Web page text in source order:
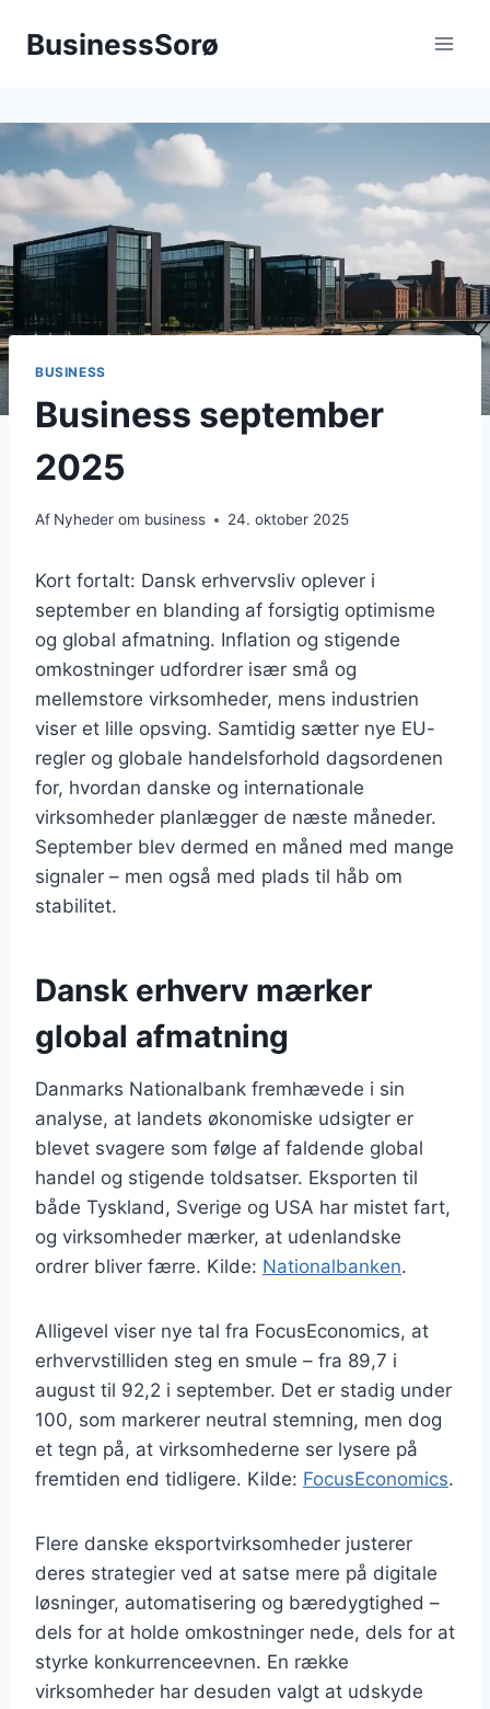
BusinessSorø
BUSINESS
Business september
2025
Af Nyheder om business 24. oktober 2025
Kort fortalt: Dansk erhvervsliv oplever i
september en blanding af forsigtig optimisme
og global afmatning. Inflation og stigende
omkostninger udfordrer især små og
mellemstore virksomheder, mens industrien
viser et lille opsving. Samtidig sætter nye EU-
regler og globale handelsforhold dagsordenen
for, hvordan danske og internationale
virksomheder planlægger de næste måneder.
September blev dermed en måned med mange
signaler – men også med plads til håb om
stabilitet.
Dansk erhverv mærker
global afmatning
Danmarks Nationalbank fremhævede i sin
analyse, at landets økonomiske udsigter er
blevet svagere som følge af faldende global
handel og stigende toldsatser. Eksporten til
både Tyskland, Sverige og USA har mistet fart,
og virksomheder mærker, at udenlandske
ordrer bliver færre. Kilde: Nationalbanken.
Alligevel viser nye tal fra FocusEconomics, at
erhvervstilliden steg en smule – fra 89,7 i
august til 92,2 i september. Det er stadig under
100, som markerer neutral stemning, men dog
et tegn på, at virksomhederne ser lysere på
fremtiden end tidligere. Kilde: FocusEconomics.
Flere danske eksportvirksomheder justerer
deres strategier ved at satse mere på digitale
løsninger, automatisering og bæredygtighed –
dels for at holde omkostninger nede, dels for at
styrke konkurrenceevnen. En række
virksomheder har desuden valgt at udskyde